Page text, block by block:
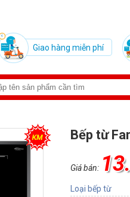
Giao hàng miễn phí
Bếp từ
Giá bán:
Loại bếp từ